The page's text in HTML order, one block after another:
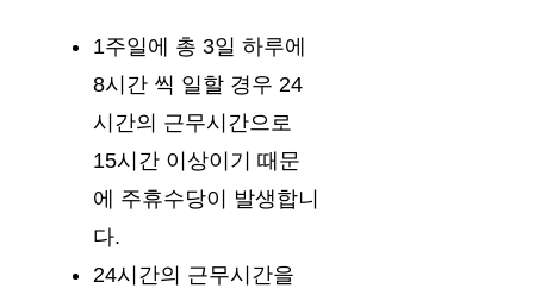
1주일에 총 3일 하루에
8시간 씩 일할 경우 24
시간의 근무시간으로
15시간 이상이기 때문
에 주휴수당이 발생합니
다.
24시간의 근무시간을